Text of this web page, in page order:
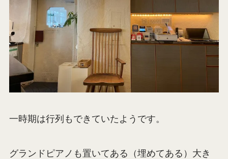
一時期は行列もできていたようです。
グランドピアノも置いてある（埋めてある）大き